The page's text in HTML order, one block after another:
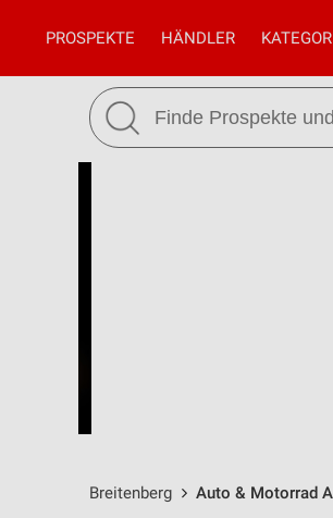
PROSPEKTE HÄNDLER
Breitenberg Auto & Motorrad